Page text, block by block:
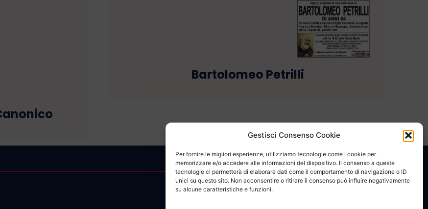
Gestisci Consenso Cookie
Per fornire le migliori esperienze, utilizziamo tecnologie come i cookie per
memorizzare e/o accedere alle informazioni del dispositivo. Il consenso a queste
tecnologie ci permetterà di elaborare dati come il comportamento di navigazione o ID
unici su questo sito. Non acconsentire o ritirare il consenso può influire negativamente
su alcune caratteristiche e funzioni.
Bartolomeo Petrilli
CONTATTACI COOKIE POLICY PRIVACY